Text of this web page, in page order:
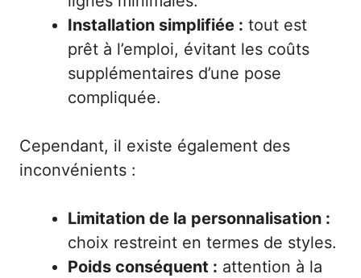
Installation simplifiée : tout est
prêt à l’emploi, évitant les coûts
supplémentaires d’une pose
compliquée.
Cependant, il existe également des
inconvénients :
Limitation de la personnalisation :
choix restreint en termes de styles.
Poids conséquent : attention à la